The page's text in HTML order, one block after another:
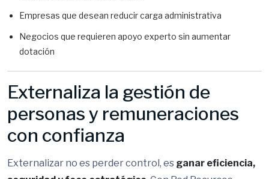
Empresas que desean reducir carga administrativa
Negocios que requieren apoyo experto sin aumentar
dotación
Externaliza la gestión de
personas y remuneraciones
con confianza
Externalizar no es perder control, es ganar eficiencia,